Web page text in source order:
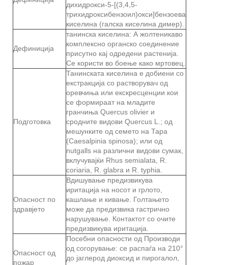
дихидрокси-5-[(3,4,5-
трихидроксибензоил)окси]бензоева
киселина (галска киселина димер).
Дефиниција
танинска киселина: А жолтеникаво
комплексно органско соединение
присутно кај одредени растенија.
Се користи во боење како мртовец.
Подготовка
Танинската киселина е добиени со
екстракција со растворувач од
оревчиња или екскресценции кои
се формираат на младите
гранчиња Quercus olivier и
сродните видови Quercus L.; од
мешунките од семето на Тара
(Caesalpinia spinosa); или од
nutgalls на различни видови сумак,
вклучувајќи Rhus semialata, R.
coriaria, R. glabra и R. typhia.
Опасност по
здравјето
Вдишување предизвикува
иритација на носот и грлото,
кашлање и кивање. Голтањето
може да предизвика гастрично
нарушување. Контактот со очите
предизвикува иритација.
Опасност од
пожар
Посебни опасности од Производи
од согорување: се распаѓа на 210°
до јаглерод диоксид и пирогалол,